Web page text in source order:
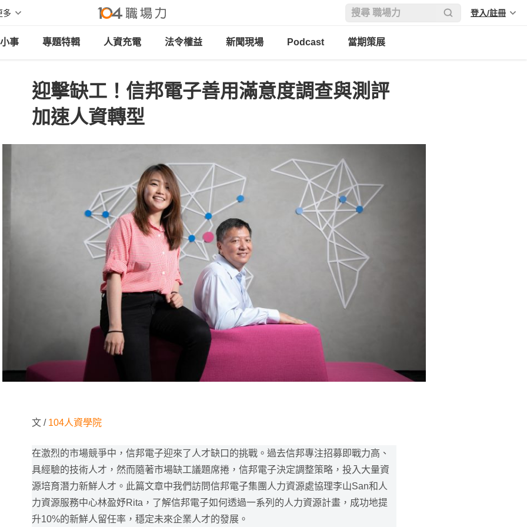
多 登入/註冊
事 專題特輯 人資充電 法令權益 新聞現場 Podcast 當期策展
迎擊缺工！信邦電子善用滿意度調查與測評
加速人資轉型
文 / 104人資學院
在激烈的市場競爭中，信邦電子迎來了人才缺口的挑戰。過去信邦專注招募即戰力高、
具經驗的技術人才，然而隨著市場缺工議題席捲，信邦電子決定調整策略，投入大量資
源培育潛力新鮮人才。此篇文章中我們訪問信邦電子集團人力資源處協理李山San和人
力資源服務中心林盈妤Rita，了解信邦電子如何透過一系列的人力資源計畫，成功地提
升10%的新鮮人留任率，穩定未來企業人才的發展。